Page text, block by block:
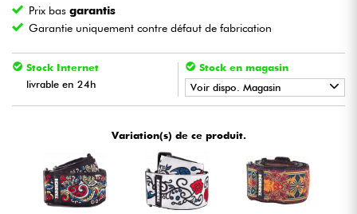
Vents
Violons & Quatuor
Eveil Musical
Câbles & Access.
HiFi
Prix basgarantis
Garantie uniquement contre défaut de fabrication
Stock Internet
livrable en 24h
Stock en magasin
Voir dispo. Magasin
• PARIS
Variation(s) de ce produit.